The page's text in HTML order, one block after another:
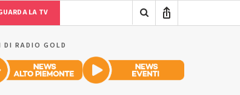
LA TV
RADIO GOLD